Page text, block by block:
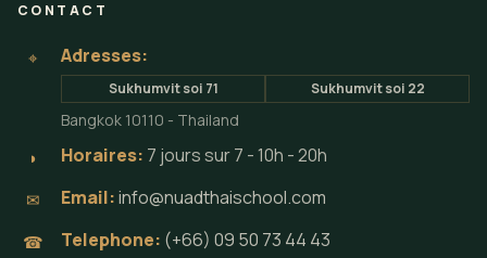
CONTACT
⌖ Adresses:
Sukhumvit soi 71 Sukhumvit soi 22
Bangkok 10110 - Thailand
◗ Horaires: 7 jours sur 7 - 10h - 20h
✉ Email:info@nuadthaischool.com
☎ Telephone: (+66) 09 50 73 44 43